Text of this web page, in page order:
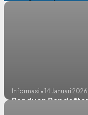
Informasi • 14 Januari 2026
Panduan